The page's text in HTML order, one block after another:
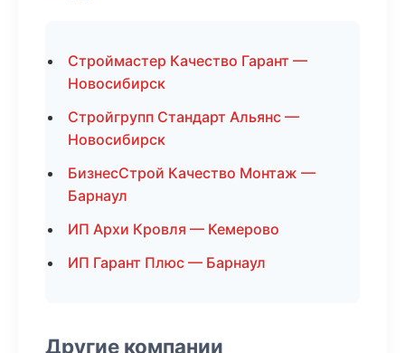
Строймастер Качество Гарант —
Новосибирск
Стройгрупп Стандарт Альянс —
Новосибирск
БизнесСтрой Качество Монтаж —
Барнаул
ИП Архи Кровля — Кемерово
ИП Гарант Плюс — Барнаул
Другие компании